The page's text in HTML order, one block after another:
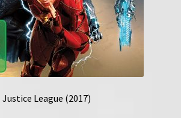
Justice League (2017)